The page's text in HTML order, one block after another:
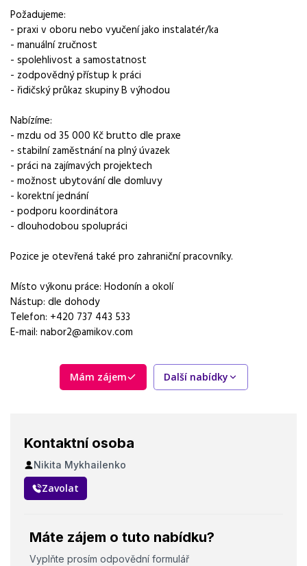
Typ úvazku
Plný úvazek
Forma práce
práce na pracovišti
Břeclav, Mikulov, Hustopeče, Valtice, Lanžhot
Vybrané benefity
ubytování
Požadavky
praxe v oboru nebo vyučení jako instalatér
Požadujeme:
- praxi v oboru nebo vyučení jako instalatér/ka
- manuální zručnost
- spolehlivost a samostatnost
- zodpovědný přístup k práci
- řidičský průkaz skupiny B výhodou
Nabízíme:
- mzdu od 35 000 Kč brutto dle praxe
- stabilní zaměstnání na plný úvazek
- práci na zajímavých projektech
- možnost ubytování dle domluvy
- korektní jednání
- podporu koordinátora
- dlouhodobou spolupráci
Pozice je otevřená také pro zahraniční pracovníky.
Místo výkonu práce: Hodonín a okolí
Nástup: dle dohody
Telefon: +420 737 443 533
E-mail: nabor2@amikov.com
Mám zájem Další nabídky
Kontaktní osoba
Nikita Mykhailenko
Zavolat
Máte zájem o tuto nabídku?
Vyplňte prosím odpovědní formulář